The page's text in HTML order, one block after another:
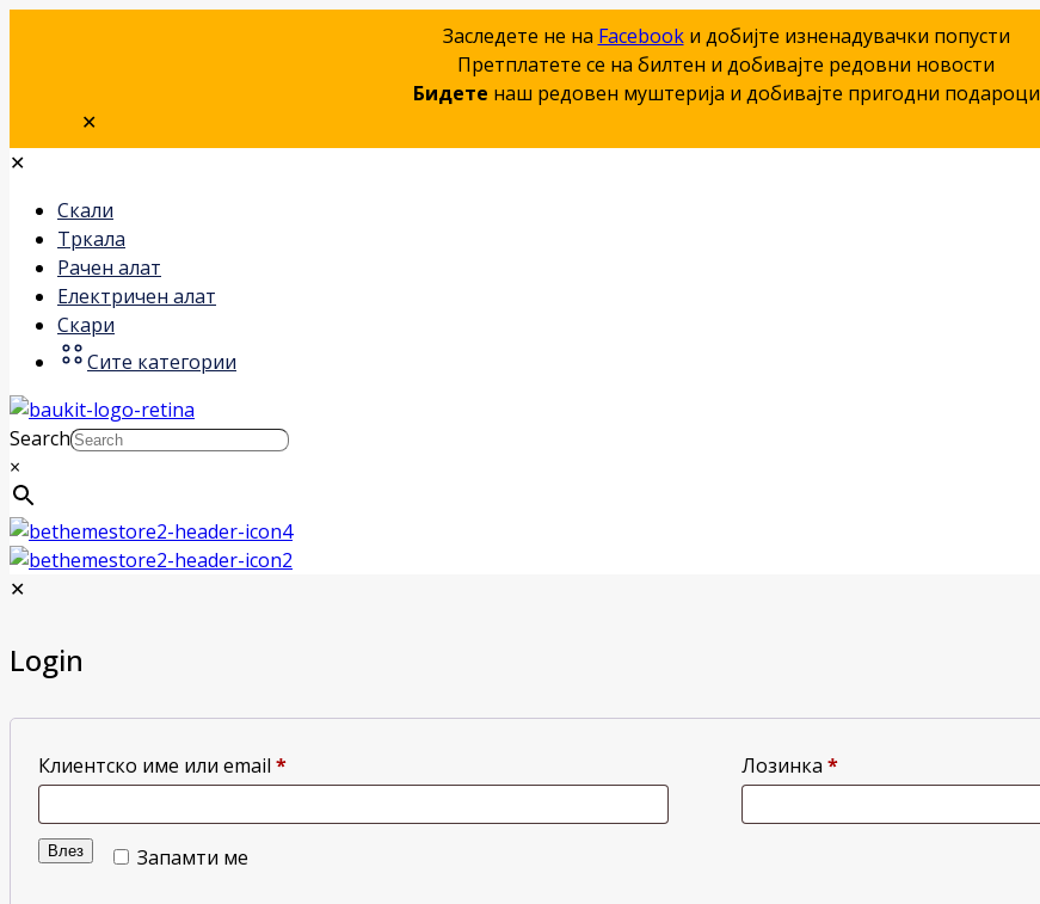
Заследете не на Facebookи добијте изненадувачки попусти
Претплатете се на билтен и добивајте редовни новости
Бидете наш редовен муштерија и добивајте пригодни подароци
✕
✕
Скали
Тркала
Рачен алат
Електричен алат
Скари
Сите категории
Search
×
✕
Login
Клиентско име или email * Лозинка*
Запамти ме
Влез